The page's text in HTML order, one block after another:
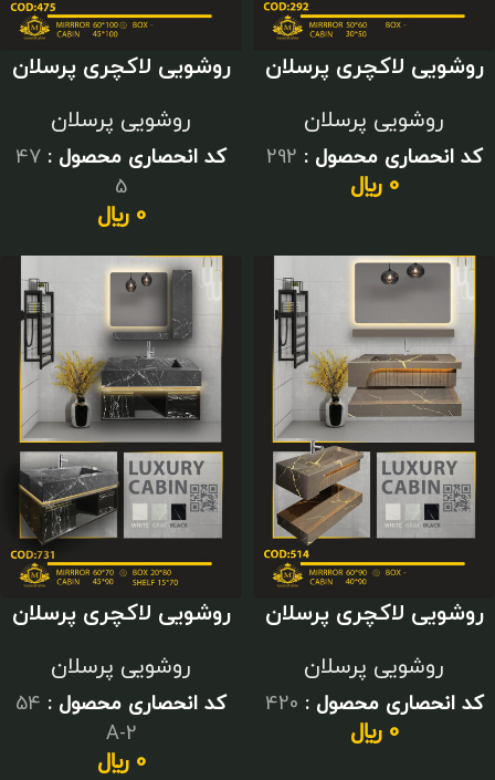
روشویی لاکچری پرسلان
روشویی پرسلان
کد انحصاری محصول : 292
0 ﷼
روشویی لاکچری پرسلان
روشویی پرسلان
کد انحصاری محصول : 47
5
0 ﷼
روشویی لاکچری پرسلان
روشویی پرسلان
کد انحصاری محصول : 420
0 ﷼
روشویی لاکچری پرسلان
روشویی پرسلان
کد انحصاری محصول : 54
2-A
0 ﷼